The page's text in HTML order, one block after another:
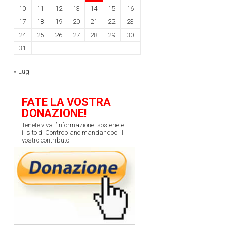
10 11 12 13 14 15
16
17
18 19 20 21 22
23
24
25 26 27 28 29
30
31
« Lug
FATE LA VOSTRA
DONAZIONE!
Tenete viva l’informazione: sostenete
il sito di Contropiano mandandoci il
vostro contributo!